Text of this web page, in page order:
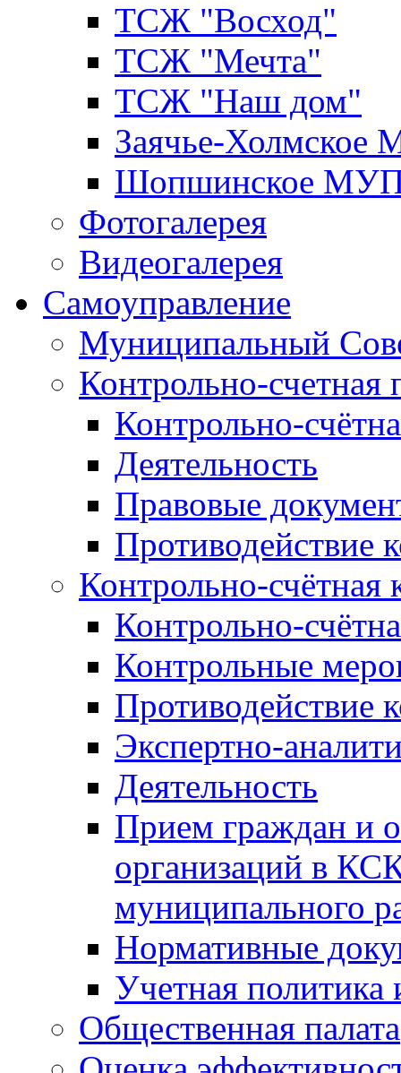
ТСЖ "Восход"
ТСЖ "Мечта"
ТСЖ "Наш дом"
Заячье-
Шопшинское
Фотогалерея
Видеогалерея
Самоуправление
Муниципальный
Контрольно-счетная
Контрольно-
Деятельность
Правовые
Противодействие
Контрольно-счётная
Контрольно-
Контрольные
Противодействие
Экспертно-
Деятельность
Прием граждан и
организаций в
муниципального
Нормативные
Учетная политика
Общественная палата